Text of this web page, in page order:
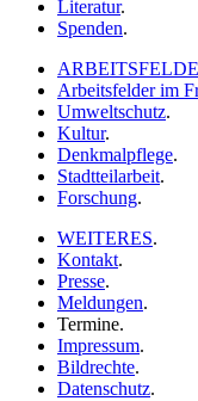
Literatur.
Spenden.
Arbeitsfelder im
Umweltschutz.
Kultur.
Denkmalpflege.
Stadtteilarbeit.
Forschung.
WEITERES.
Kontakt.
Presse.
Meldungen.
Termine.
Impressum.
Bildrechte.
Datenschutz.